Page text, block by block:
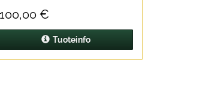
100,00 €
Tuoteinfo